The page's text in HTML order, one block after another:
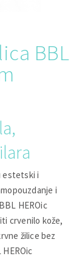
BBL
estetski i
i
HEROic
crvenilo kože,
žilice bez